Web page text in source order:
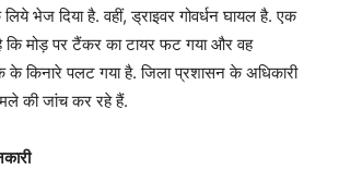
भेज दिया है. वहीं, ड्राइवर गोवर्धन घायल है. एक
है कि मोड़ पर टैंकर का टायर फट गया और वह
किनारे पलट गया है. जिला प्रशासन के अधिकारी
की जांच कर रहे हैं.